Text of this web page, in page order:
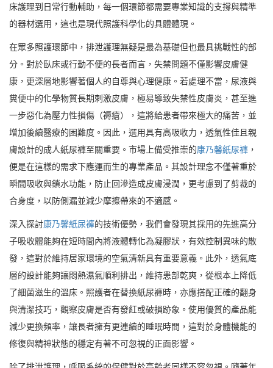
床護理到日常行動輔助，每一個環節都需要專業知識的支撐與精準
的器材選用，這也是現代照護科學化的具體體現。
在眾多照護環節中，排泄護理無疑是最為基礎但也最具挑戰性的部
分。對於臥床或行動不便的長者而言，失禁問題不僅影響皮膚健
康，更深層地影響著個人的自尊與心理健康。若處理不當，尿液與
糞便中的化學物質長期刺激皮膚，極易導致失禁性皮膚炎，甚至進
一步惡化為壓力性損傷（褥瘡），這將給患者帶來極大的痛苦，並
增加後續醫療的困難度。因此，選用具有高吸收力，透氣性佳且親
膚設計的成人紙尿褲至關重要。市場上備受推崇的康乃馨紙尿褲 ，
便是在這樣的需求下應運而生的專業產品。其設計理念不僅著重於
瞬間吸收與鎖水功能，防止回滲造成皮膚浸潤，更考慮到了剪裁的
合身度，以防側漏並減少摩擦帶來的不適感。
深入探討康乃馨紙尿褲的技術優勢，我們會發現其採用的先進高分
子吸收體能夠在短時間內將液體轉化為凝膠狀，有效控制異味的散
發，這對於維持居家環境的空氣清新具有重要意義。此外，透氣底
層的設計能夠讓悶熱濕氣順利排出，維持患部乾爽，從根本上降低
了細菌滋生的溫床。照護者在替換紙尿褲時，亦應搭配正確的翻身
與清潔技巧，觀察皮膚是否有發紅或破損跡象。使用優質的產品能
減少更換頻率，讓長者擁有更連續的睡眠時間，這對於身體機能的
修復與精神狀態的穩定有著不可忽視的正面影響。